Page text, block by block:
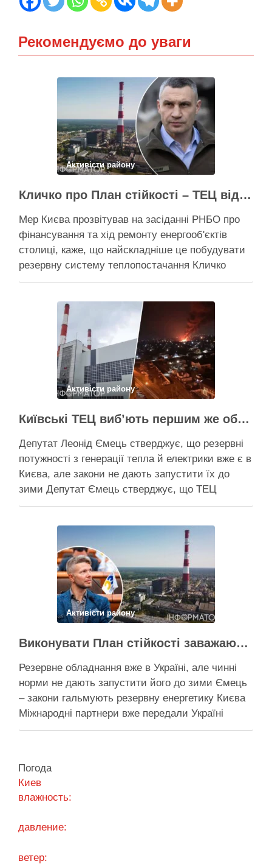
Рекомендуємо до уваги
Активісти району
Кличко про План стійкості – ТЕЦ відновили вже на 65%, будується захист ІІ рівня
Мер Києва прозвітував на засіданні РНБО про
фінансування та хід ремонту енергооб'єктів
столиці, каже, що найскладніше це побудувати
резервну систему теплопостачання Кличко
розповів про виконання Плану стійкості Києва на
пошкоджених енергооб’єктів на 65%, а на
потреби Плану стійкості столиця залучила
понад 10 млрд грн, …
Поділитися у соцмережах:
Активісти району
Київські ТЕЦ виб’ють першим же обстрілом, План стійкості не спрацює – депутат Київради Ємець
Депутат Леонід Ємець стверджує, що резервні
потужності з генерації тепла й електрики вже є в
Києва, але закони не дають запустити їх до
зими Депутат Ємець стверджує, що ТЕЦ
можуть бути знищені першим же ракетним
генерація тепла, але ввести її в експлуатацію
швидко не вийде …
Поділитися у соцмережах:
Активісти району
Виконувати План стійкості заважають законодавчі обмеження – депутат Київради
Резервне обладнання вже в Україні, але чинні
норми не дають запустити його до зими Ємець
– закони гальмують резервну енергетику Києва
Міжнародні партнери вже передали Україні
обладнання для резервного енергозабезпечення
4 серпня заявив депутат Київської міської ради
від …
Погода
Киев
влажность:
давление:
ветер: